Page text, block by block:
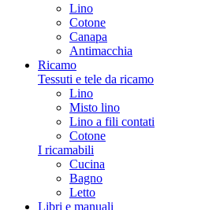
Lino
Cotone
Canapa
Antimacchia
Ricamo
Tessuti e tele da ricamo
Lino
Misto lino
Lino a fili contati
Cotone
I ricamabili
Cucina
Bagno
Letto
Libri e manuali